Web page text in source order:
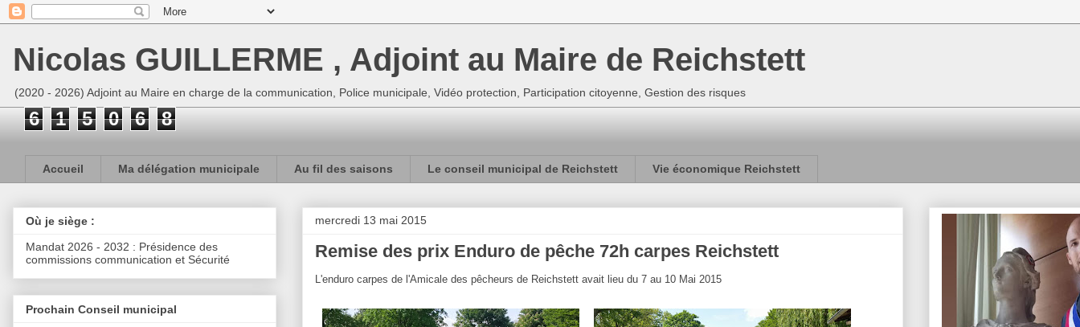
Nicolas GUILLERME , Adjoint au Maire de Reichstett
(2020 - 2026) Adjoint au Maire en charge de la communication, Police municipale, Vidéo protection, Participation citoyenne, Gestion des risques
6 1 5 0 6 8
Accueil Ma délégation municipale Au fil des saisons Le conseil municipal de Reichstett Vie économique Reichstett
mercredi 13 mai 2015
Remise des prix Enduro de pêche 72h carpes Reichstett
L'enduro carpes de l'Amicale des pêcheurs de Reichstett avait lieu du 7 au 10 Mai 2015
Où je siège :
Mandat 2026 - 2032 : Présidence des
commissions communication et Sécurité
Prochain Conseil municipal